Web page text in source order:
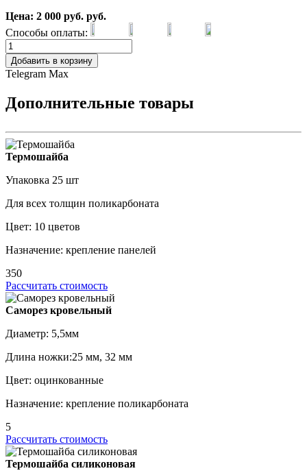
Цена: 2 000 руб. руб.
Способы оплаты:
Добавить в корзину
Telegram Max
Дополнительные товары
Термошайба
Упаковка 25 шт
Для всех толщин поликарбоната
Цвет: 10 цветов
Назначение: крепление панелей
350
Рассчитать стоимость
Саморез кровельный
Диаметр: 5,5мм
Длина ножки:25 мм, 32 мм
Цвет: оцинкованные
Назначение: крепление поликарбоната
5
Рассчитать стоимость
Термошайба силиконовая